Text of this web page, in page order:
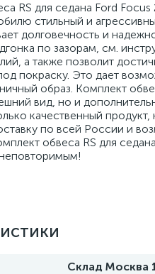
RS для седана Ford
стильный и
долговечность и
по зазорам, см.
а также позволит
покраску. Это дает
образ. Комплект
вид, но и
качественный
по всей России и
обвеса RS для
Склад Москва